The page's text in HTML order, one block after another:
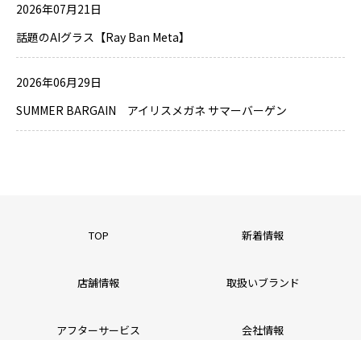
2026年07月21日
話題のAIグラス【Ray Ban Meta】
2026年06月29日
SUMMER BARGAIN アイリスメガネ サマーバーゲン
TOP 新着情報
店舗情報 取扱いブランド
アフターサービス 会社情報